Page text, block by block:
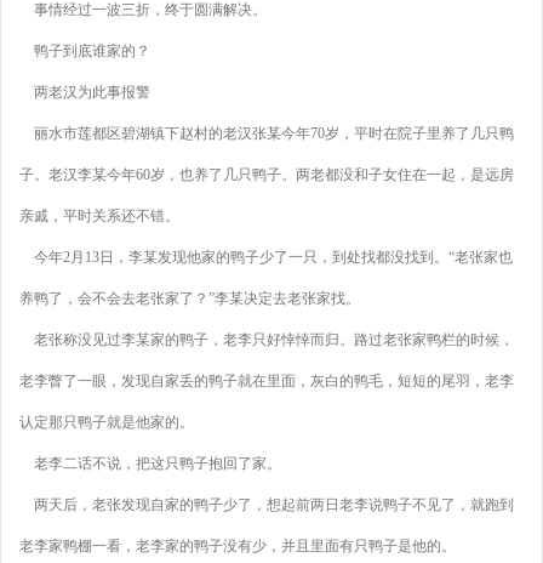
事情经过一波三折，终于圆满解决。
鸭子到底谁家的？
两老汉为此事报警
丽水市莲都区碧湖镇下赵村的老汉张某今年70岁，平时在院子里养了几只鸭
子。老汉李某今年60岁，也养了几只鸭子。两老都没和子女住在一起，是远房
亲戚，平时关系还不错。
今年2月13日，李某发现他家的鸭子少了一只，到处找都没找到。“老张家也
养鸭了，会不会去老张家了？”李某决定去老张家找。
老张称没见过李某家的鸭子，老李只好悻悻而归。路过老张家鸭栏的时候，
老李瞥了一眼，发现自家丢的鸭子就在里面，灰白的鸭毛，短短的尾羽，老李
认定那只鸭子就是他家的。
老李二话不说，把这只鸭子抱回了家。
两天后，老张发现自家的鸭子少了，想起前两日老李说鸭子不见了，就跑到
老李家鸭棚一看，老李家的鸭子没有少，并且里面有只鸭子是他的。